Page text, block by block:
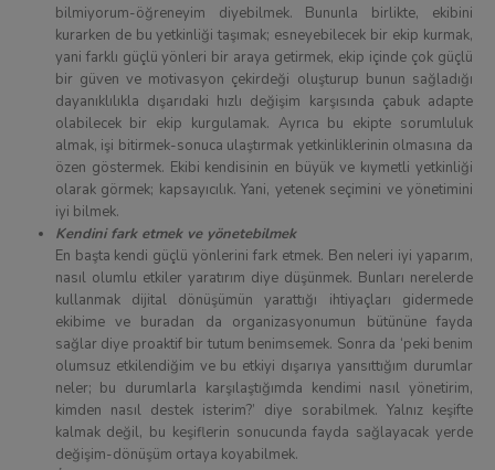
bilmiyorum-öğreneyim diyebilmek. Bununla birlikte, ekibini
kurarken de bu yetkinliği taşımak; esneyebilecek bir ekip kurmak,
yani farklı güçlü yönleri bir araya getirmek, ekip içinde çok güçlü
bir güven ve motivasyon çekirdeği oluşturup bunun sağladığı
dayanıklılıkla dışarıdaki hızlı değişim karşısında çabuk adapte
olabilecek bir ekip kurgulamak. Ayrıca bu ekipte sorumluluk
almak, işi bitirmek-sonuca ulaştırmak yetkinliklerinin olmasına da
özen göstermek. Ekibi kendisinin en büyük ve kıymetli yetkinliği
olarak görmek; kapsayıcılık. Yani, yetenek seçimini ve yönetimini
iyi bilmek.
Kendini fark etmek ve yönetebilmek
En başta kendi güçlü yönlerini fark etmek. Ben neleri iyi yaparım,
nasıl olumlu etkiler yaratırım diye düşünmek. Bunları nerelerde
kullanmak dijital dönüşümün yarattığı ihtiyaçları gidermede
ekibime ve buradan da organizasyonumun bütününe fayda
sağlar diye proaktif bir tutum benimsemek. Sonra da ‘peki benim
olumsuz etkilendiğim ve bu etkiyi dışarıya yansıttığım durumlar
neler; bu durumlarla karşılaştığımda kendimi nasıl yönetirim,
kimden nasıl destek isterim?’ diye sorabilmek. Yalnız keşifte
kalmak değil, bu keşiflerin sonucunda fayda sağlayacak yerde
değişim-dönüşüm ortaya koyabilmek.